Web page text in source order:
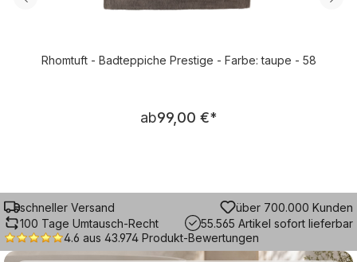
Rhomtuft - Badteppiche Prestige - Farbe: taupe - 58
Regulärer Preis:
ab99,00 €*
schneller Versand
über 700.000 Kunden
100 Tage Umtausch-Recht
55.565 Artikel sofort lieferbar
4.6 aus 43.974 Produkt-Bewertungen